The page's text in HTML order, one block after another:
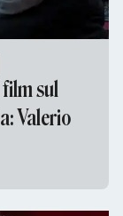
sul
Valerio